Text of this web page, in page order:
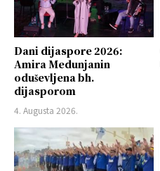
Dani dijaspore 2026:
Amira Medunjanin
oduševljena bh.
dijasporom
4. Augusta 2026.